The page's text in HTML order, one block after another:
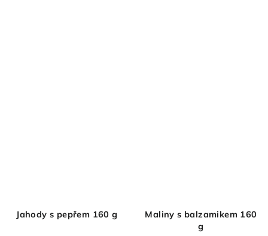
Jahody s pepřem 160 g
Maliny s balzamikem 160
g